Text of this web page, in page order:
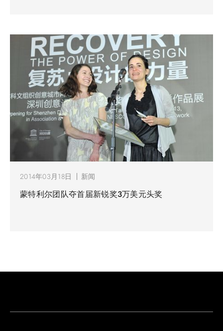
2014年03月18日 新闻
蒙特利尔团队夺首届新锐奖3万美元头奖